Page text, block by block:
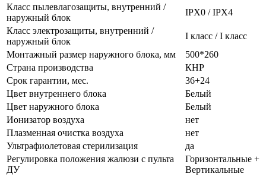
Класс пылевлагозащиты, внутренний /
наружный блок
IPX0 / IPX4
Класс электрозащиты, внутренний /
наружный блок
I класс / I класс
Монтажный размер наружного блока, мм
500*260
Страна производства
КНР
Срок гарантии, мес.
36+24
Цвет внутреннего блока
Белый
Цвет наружного блока
Белый
Ионизатор воздуха
нет
Плазменная очистка воздуха
нет
Ультрафиолетовая стерилизация
да
Регулировка положения жалюзи с пульта
ДУ
Горизонтальные +
Вертикальные